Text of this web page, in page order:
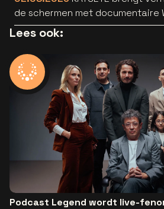
de schermen met documentaire
HEARTS [trailer]
Lees ook:
Podcast Legend wordt live-